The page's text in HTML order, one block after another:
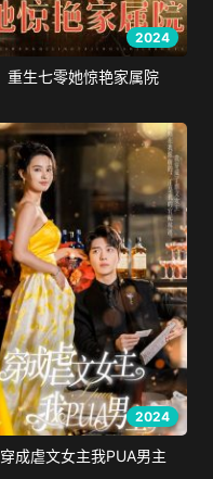
2024
重生七零她惊艳家属院
2024
穿成虐文女主我PUA男主